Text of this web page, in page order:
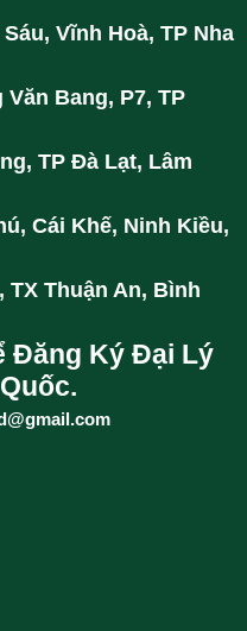
Vĩnh Hoà, TP Nha
Bang, P7, TP
TP Đà Lạt, Lâm
Cái Khế, Ninh Kiều,
Thuận An, Bình
Đăng Ký Đại Lý